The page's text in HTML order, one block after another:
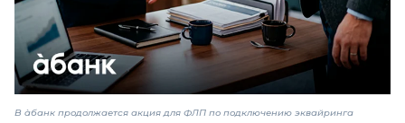
В àбанк продолжается акция для ФЛП по подключению эквайринга